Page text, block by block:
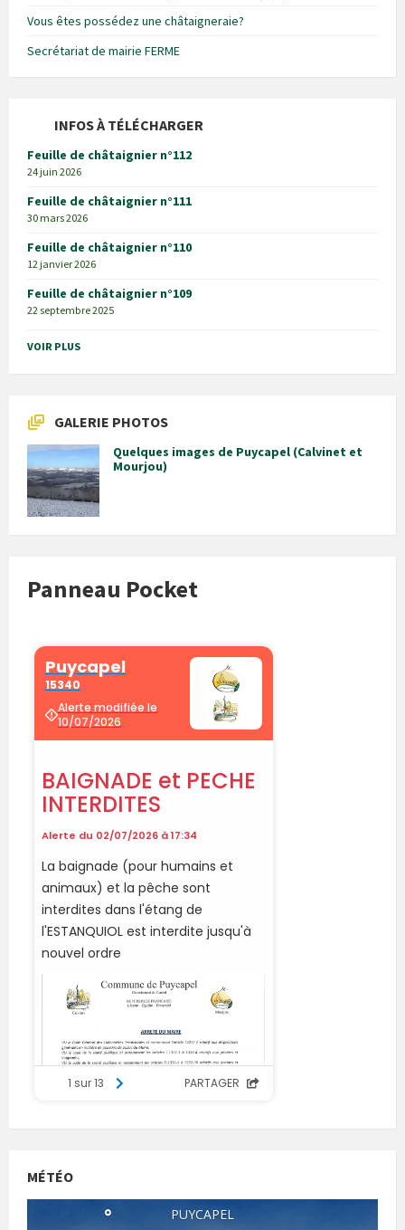
Vous êtes possédez une châtaigneraie?
Secrétariat de mairie FERME
INFOS À TÉLÉCHARGER
Feuille de châtaignier n°112
24 juin 2026
Feuille de châtaignier n°111
30 mars 2026
Feuille de châtaignier n°110
12 janvier 2026
Feuille de châtaignier n°109
22 septembre 2025
VOIR PLUS
GALERIE PHOTOS
Quelques images de Puycapel (Calvinet et
Mourjou)
Panneau Pocket
MÉTÉO
PUYCAPEL
°